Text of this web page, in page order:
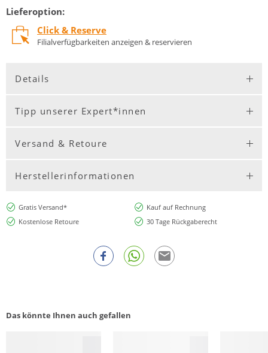
Lieferoption:
Click & Reserve
Filialverfügbarkeiten anzeigen & reservieren
Details
Tipp unserer Expert*innen
Versand & Retoure
Herstellerinformationen
Gratis Versand*
Kauf auf Rechnung
Kostenlose Retoure
30 Tage Rückgaberecht
Das könnte Ihnen auch gefallen